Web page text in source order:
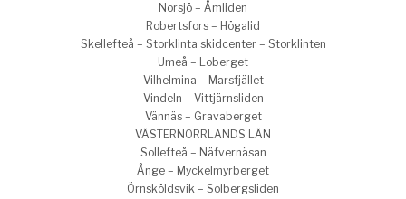
Norsjö – Åmliden
Robertsfors – Högalid
Skellefteå – Storklinta skidcenter – Storklinten
Umeå – Loberget
Vilhelmina – Marsfjället
Vindeln – Vittjärnsliden
Vännäs – Gravaberget
VÄSTERNORRLANDS LÄN
Sollefteå – Näfvernäsan
Ånge – Myckelmyrberget
Örnsköldsvik – Solbergsliden